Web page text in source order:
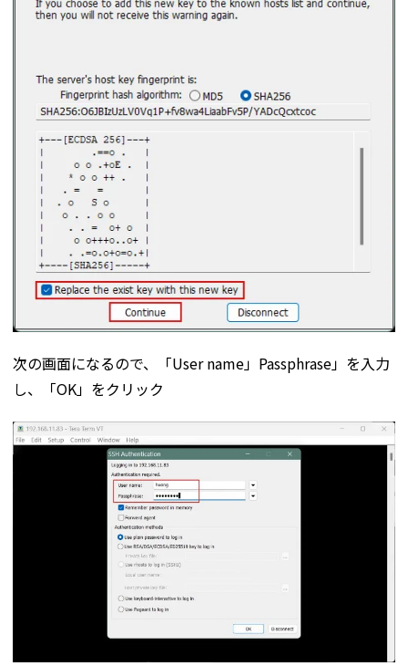
次の画面になるので、「User name」Passphrase」を入力
し、「OK」をクリック